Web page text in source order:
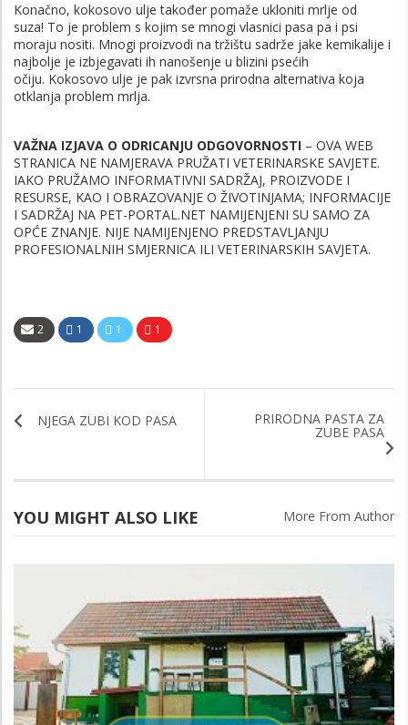
Konačno, kokosovo ulje također pomaže ukloniti mrlje od
suza! To je problem s kojim se mnogi vlasnici pasa pa i psi
moraju nositi. Mnogi proizvodi na tržištu sadrže jake kemikalije i
najbolje je izbjegavati ih nanošenje u blizini psećih
očiju. Kokosovo ulje je pak izvrsna prirodna alternativa koja
otklanja problem mrlja.
VAŽNA IZJAVA O ODRICANJU ODGOVORNOSTI – OVA WEB
STRANICA NE NAMJERAVA PRUŽATI VETERINARSKE SAVJETE.
IAKO PRUŽAMO INFORMATIVNI SADRŽAJ, PROIZVODE I
RESURSE, KAO I OBRAZOVANJE O ŽIVOTINJAMA; INFORMACIJE
I SADRŽAJ NA PET-PORTAL.NET NAMIJENJENI SU SAMO ZA
OPĆE ZNANJE. NIJE NAMIJENJENO PREDSTAVLJANJU
PROFESIONALNIH SMJERNICA ILI VETERINARSKIH SAVJETA.
2 1 1 1
NJEGA ZUBI KOD PASA PRIRODNA PASTA ZA
ZUBE PASA
YOU MIGHT ALSO LIKE More From Author